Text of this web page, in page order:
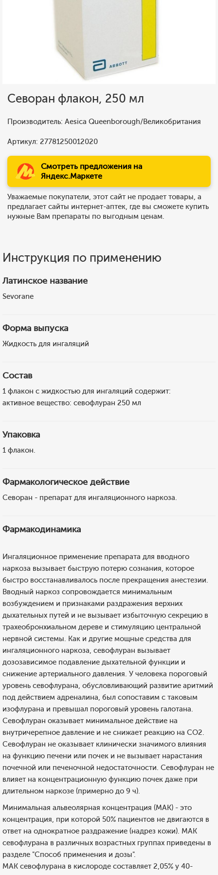
Севоран флакон, 250 мл
Производитель: Aesica Queenborough/Великобритания
Артикул: 27781250012020
Смотреть предложения на
Яндекс.Маркете
Уважаемые покупатели, этот сайт не продает товары, а
предлагает сайты интернет-аптек, где вы сможете купить
нужные Вам препараты по выгодным ценам.
Инструкция по применению
Латинское название
Sevorane
Форма выпуска
Жидкость для ингаляций
Состав
1 флакон с жидкостью для ингаляций содержит:
активное вещество: севофлуран 250 мл
Упаковка
1 флакон.
Фармакологическое действие
Севоран - препарат для ингаляционного наркоза.
Фармакодинамика
Ингаляционное применение препарата для вводного
наркоза вызывает быструю потерю сознания, которое
быстро восстанавливалось после прекращения анестезии.
Вводный наркоз сопровождается минимальным
возбуждением и признаками раздражения верхних
дыхательных путей и не вызывает избыточную секрецию в
трахеобронхиальном дереве и стимуляцию центральной
нервной системы. Как и другие мощные средства для
ингаляционного наркоза, севофлуран вызывает
дозозависимое подавление дыхательной функции и
снижение артериального давления. У человека пороговый
уровень севофлурана, обусловливающий развитие аритмий
под действием адреналина, был сопоставим с таковым
изофлурана и превышал пороговый уровень галотана.
Севофлуран оказывает минимальное действие на
внутричерепное давление и не снижает реакцию на СO2.
Севофлуран не оказывает клинически значимого влияния
на функцию печени или почек и не вызывает нарастания
почечной или печеночной недостаточности. Севофлуран не
влияет на концентрационную функцию почек даже при
длительном наркозе (примерно до 9 ч).
Минимальная альвеолярная концентрация (МАК) - это
концентрация, при которой 50% пациентов не двигаются в
ответ на однократное раздражение (надрез кожи). МАК
севофлурана в различных возрастных группах приведены в
разделе "Способ применения и дозы".
МАК севофлурана в кислороде составляет 2,05% у 40-